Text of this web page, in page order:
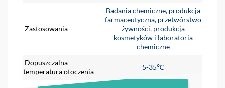
Zastosowania
Badania chemiczne, produkcja
farmaceutyczna, przetwórstwo
żywności, produkcja
kosmetyków i laboratoria
chemiczne
Dopuszczalna
temperatura otoczenia
5-35℃